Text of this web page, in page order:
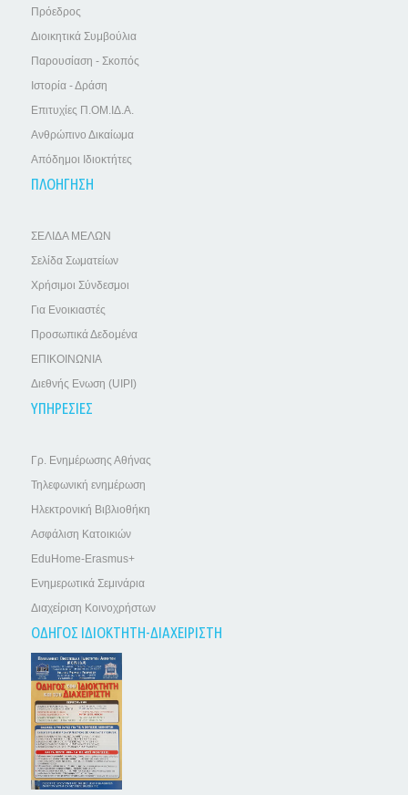
Πρόεδρος
Διοικητικά Συμβούλια
Παρουσίαση - Σκοπός
Ιστορία - Δράση
Επιτυχίες Π.ΟΜ.ΙΔ.Α.
Ανθρώπινο Δικαίωμα
Απόδημοι Ιδιοκτήτες
ΠΛΟΗΓΗΣΗ
ΣΕΛΙΔΑ ΜΕΛΩΝ
Σελίδα Σωματείων
Χρήσιμοι Σύνδεσμοι
Για Ενοικιαστές
Προσωπικά Δεδομένα
ΕΠΙΚΟΙΝΩΝΙΑ
Διεθνής Ενωση (UIPI)
ΥΠΗΡΕΣΙΕΣ
Γρ. Ενημέρωσης Αθήνας
Τηλεφωνική ενημέρωση
Ηλεκτρονική Βιβλιοθήκη
Ασφάλιση Κατοικιών
EduHome-Erasmus+
Ενημερωτικά Σεμινάρια
Διαχείριση Κοινοχρήστων
ΟΔΗΓΟΣ ΙΔΙΟΚΤΗΤΗ-ΔΙΑΧΕΙΡΙΣΤΗ